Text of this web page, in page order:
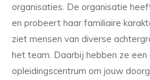
organisaties. De organisatie
en probeert haar familiaire
ziet mensen van diverse
het team. Daarbij hebben ze een
opleidingscentrum om jouw